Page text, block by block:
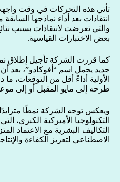
تأتي هذه التحركات في وقت
والتي تعرضت لانتقادات بسبب
بعض الاختبارات القياسية.
كما قررت الشركة تأجيل إطلاق
جديد يحمل اسم “أفوكادو”، بعد
الأولية أداءً أقل من التوقعات، ما
طرحه إلى مايو المقبل أو إلى
ويعكس توجه الشركة نمطًا
التكنولوجيا الأميركية الكبرى،
التكاليف البشرية مع الاعتماد
الاصطناعي لتعزيز الكفاءة